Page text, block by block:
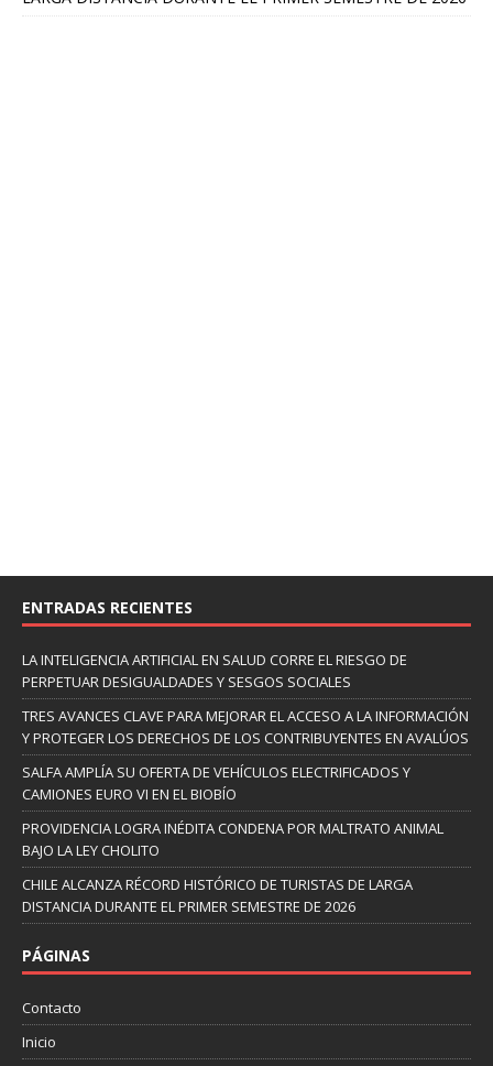
ENTRADAS RECIENTES
LA INTELIGENCIA ARTIFICIAL EN SALUD CORRE EL RIESGO DE
PERPETUAR DESIGUALDADES Y SESGOS SOCIALES
TRES AVANCES CLAVE PARA MEJORAR EL ACCESO A LA INFORMACIÓN
Y PROTEGER LOS DERECHOS DE LOS CONTRIBUYENTES EN AVALÚOS
SALFA AMPLÍA SU OFERTA DE VEHÍCULOS ELECTRIFICADOS Y
CAMIONES EURO VI EN EL BIOBÍO
PROVIDENCIA LOGRA INÉDITA CONDENA POR MALTRATO ANIMAL
BAJO LA LEY CHOLITO
CHILE ALCANZA RÉCORD HISTÓRICO DE TURISTAS DE LARGA
DISTANCIA DURANTE EL PRIMER SEMESTRE DE 2026
PÁGINAS
Contacto
Inicio